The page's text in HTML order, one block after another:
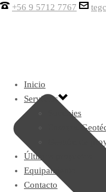
+56 9 5712 7767
Inicio
Servicios
Sondajes
Ensayos
Gestión de
Últimos proyectos
Equipamiento
Contacto